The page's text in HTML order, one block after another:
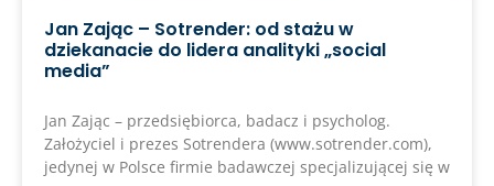
Jan Zając – Sotrender: od stażu w
dziekanacie do lidera analityki „social
media”
Jan Zając – przedsiębiorca, badacz i psycholog.
Założyciel i prezes Sotrendera (www.sotrender.com),
jedynej w Polsce firmie badawczej specjalizującej się w